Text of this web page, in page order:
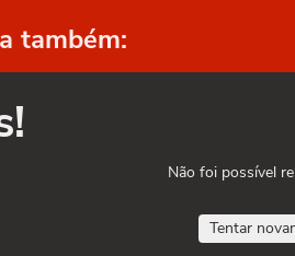
também:
Não foi possível
Tentar